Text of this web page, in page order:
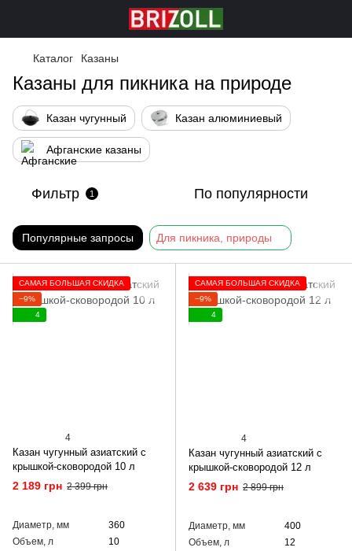
Каталог Казаны
Казаны для пикника на природе
Казан чугунный Казан алюминиевый
Афганские казаны
Фильтр 1 По популярности
Популярные запросы Для пикника, природы
САМАЯ БОЛЬШАЯ СКИДКА
−9%
4
4
Казан чугунный азиатский с
крышкой-сковородой 10 л
2 189 грн 2 399 грн
Диаметр, мм
360
Объем, л
10
САМАЯ БОЛЬШАЯ СКИДКА
−9%
4
4
Казан чугунный азиатский с
крышкой-сковородой 12 л
2 639 грн 2 899 грн
Диаметр, мм
400
Объем, л
12